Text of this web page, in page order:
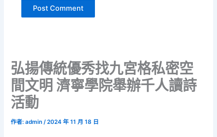
弘揚傳統優秀找九宮格私密空
間文明 濟寧學院舉辦千人讀詩
活動
作者:admin/2024 年 11 月 18 日